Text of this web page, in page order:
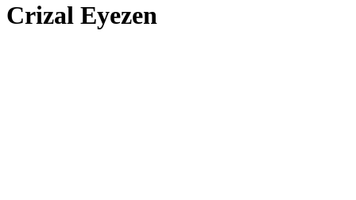
Crizal Eyezen